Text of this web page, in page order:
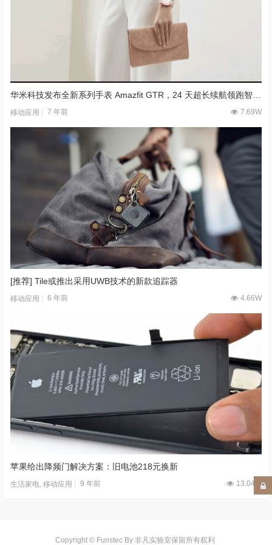
华米科技发布全新系列手表 Amazfit GTR，24 天超长续航领跑智能时代
移动应用 7 年前 7.69W
[推荐] Tile或推出采用UWB技术的新款追踪器
移动应用 6 年前 4.66W
苹果给出降频门解决方案：旧电池218元换新
生活家电,移动应用 9 年前 13.04W
Copyright © Funstec By 非凡实验室保留所有权利